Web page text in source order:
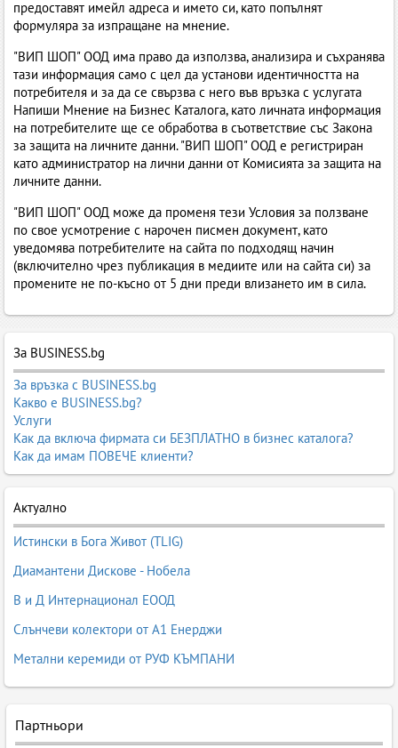
предоставят имейл адреса и името си, като попълнят
формуляра за изпращане на мнение.
"ВИП ШОП" ООД има право да използва, анализира и съхранява
тази информация само с цел да установи идентичността на
потребителя и за да се свързва с него във връзка с услугата
Напиши Мнение на Бизнес Каталога, като личната информация
на потребителите ще се обработва в съответствие със Закона
за защита на личните данни. "ВИП ШОП" ООД е регистриран
като администратор на лични данни от Комисията за защита на
личните данни.
"ВИП ШОП" ООД може да променя тези Условия за ползване
по свое усмотрение с нарочен писмен документ, като
уведомява потребителите на сайта по подходящ начин
(включително чрез публикация в медиите или на сайта си) за
промените не по-късно от 5 дни преди влизането им в сила.
За BUSINESS.bg
За връзка с BUSINESS.bg
Какво е BUSINESS.bg?
Услуги
Как да включа фирмата си БЕЗПЛАТНО в бизнес каталога?
Как да имам ПОВЕЧЕ клиенти?
Актуално
Истински в Бога Живот (TLIG)
Диамантени Дискове - Нобела
В и Д Интернационал ЕООД
Слънчеви колектори от А1 Енерджи
Метални керемиди от РУФ КЪМПАНИ
Партньори